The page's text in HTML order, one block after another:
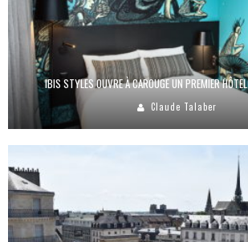
IBIS STYLES OUVRE À CAROUGE UN PREMIER
Claude Talaber